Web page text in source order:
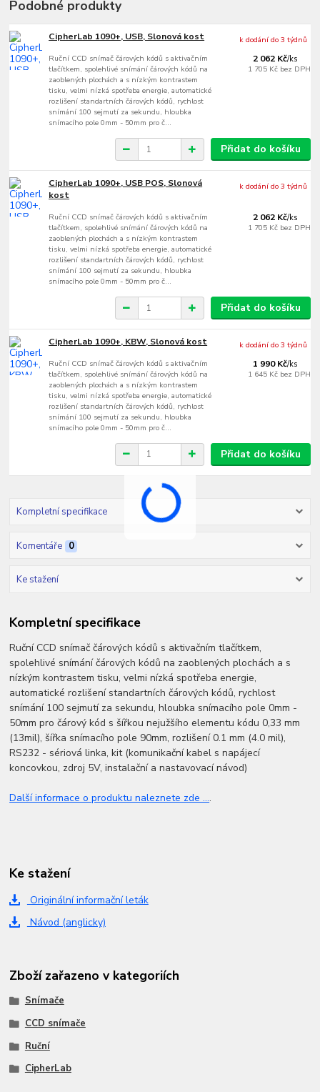
Podobné produkty
CipherLab 1090+, USB, Slonová kost
Ruční CCD snímač čárových kódů s aktivačním
tlačítkem, spolehlivé snímání čárových kódů na
zaoblených plochách a s nízkým kontrastem
tisku, velmi nízká spotřeba energie, automatické
rozlišení standartních čárových kódů, rychlost
snímání 100 sejmutí za sekundu, hloubka
snímacího pole 0mm - 50mm pro č...
2 062 Kč/ks
1 705 Kč bez DPH
k dodání do 3 týdnů
Přidat do košíku
CipherLab 1090+, USB POS, Slonová
kost
Ruční CCD snímač čárových kódů s aktivačním
tlačítkem, spolehlivé snímání čárových kódů na
zaoblených plochách a s nízkým kontrastem
tisku, velmi nízká spotřeba energie, automatické
rozlišení standartních čárových kódů, rychlost
snímání 100 sejmutí za sekundu, hloubka
snímacího pole 0mm - 50mm pro č...
2 062 Kč/ks
1 705 Kč bez DPH
k dodání do 3 týdnů
Přidat do košíku
CipherLab 1090+, KBW, Slonová kost
Ruční CCD snímač čárových kódů s aktivačním
tlačítkem, spolehlivé snímání čárových kódů na
zaoblených plochách a s nízkým kontrastem
tisku, velmi nízká spotřeba energie, automatické
rozlišení standartních čárových kódů, rychlost
snímání 100 sejmutí za sekundu, hloubka
snímacího pole 0mm - 50mm pro č...
1 990 Kč/ks
1 645 Kč bez DPH
k dodání do 3 týdnů
Přidat do košíku
Kompletní specifikace
Komentáře 0
Ke stažení
Kompletní specifikace
Ruční CCD snímač čárových kódů s aktivačním tlačítkem,
spolehlivé snímání čárových kódů na zaoblených plochách a s
nízkým kontrastem tisku, velmi nízká spotřeba energie,
automatické rozlišení standartních čárových kódů, rychlost
snímání 100 sejmutí za sekundu, hloubka snímacího pole 0mm -
50mm pro čárový kód s šířkou nejužšího elementu kódu 0,33 mm
(13mil), šířka snímacího pole 90mm, rozlišení 0.1 mm (4.0 mil),
RS232 - sériová linka, kit (komunikační kabel s napájecí
koncovkou, zdroj 5V, instalační a nastavovací návod)
Další informace o produktu naleznete zde ....
Ke stažení
Originální informační leták
Návod (anglicky)
Zboží zařazeno v kategoriích
Snímače
CCD snímače
Ruční
CipherLab